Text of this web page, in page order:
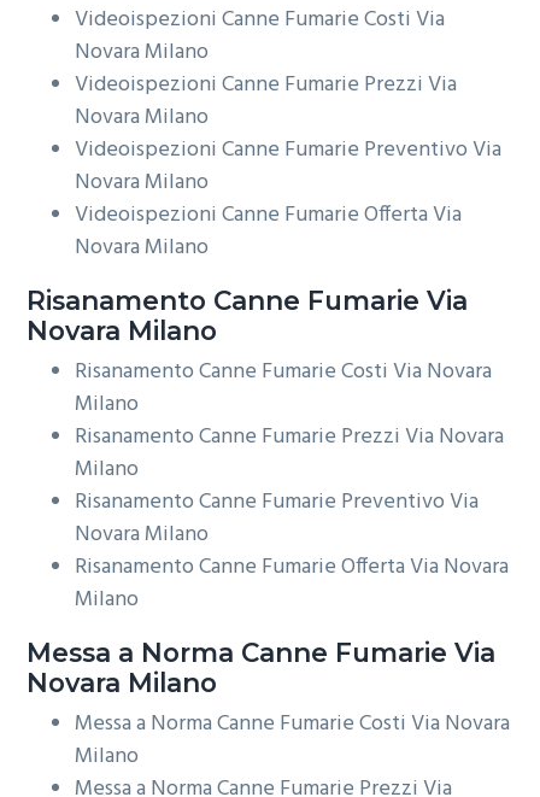
Videoispezioni Canne Fumarie Costi Via
Novara Milano
Videoispezioni Canne Fumarie Prezzi Via
Novara Milano
Videoispezioni Canne Fumarie Preventivo Via
Novara Milano
Videoispezioni Canne Fumarie Offerta Via
Novara Milano
Risanamento Canne Fumarie Via
Novara Milano
Risanamento Canne Fumarie Costi Via Novara
Milano
Risanamento Canne Fumarie Prezzi Via Novara
Milano
Risanamento Canne Fumarie Preventivo Via
Novara Milano
Risanamento Canne Fumarie Offerta Via Novara
Milano
Messa a Norma Canne Fumarie Via
Novara Milano
Messa a Norma Canne Fumarie Costi Via Novara
Milano
Messa a Norma Canne Fumarie Prezzi Via